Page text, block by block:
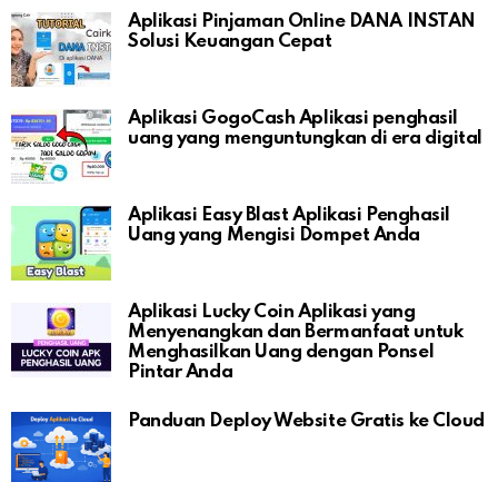
Aplikasi Pinjaman Online DANA INSTAN
Solusi Keuangan Cepat
Aplikasi GogoCash Aplikasi penghasil
uang yang menguntungkan di era digital
Aplikasi Easy Blast Aplikasi Penghasil
Uang yang Mengisi Dompet Anda
Aplikasi Lucky Coin Aplikasi yang
Menyenangkan dan Bermanfaat untuk
Menghasilkan Uang dengan Ponsel
Pintar Anda
Panduan Deploy Website Gratis ke Cloud